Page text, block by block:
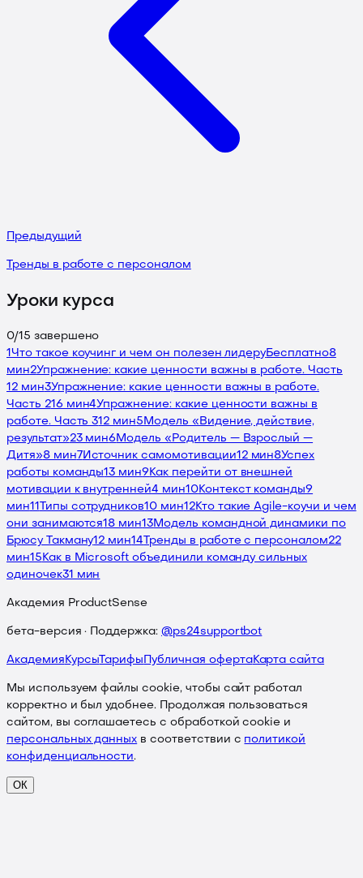
Предыдущий
Тренды в работе с персоналом
Уроки курса
0/15 завершено
1 Что такое коучинг и чем он полезен лидеруБесплатно8
мин2Упражнение: какие ценности важны в работе. Часть
1 2 мин3Упражнение: какие ценности важны в работе.
Часть 216 мин4Упражнение: какие ценности важны в
работе. Часть 312 мин5 Модель «Видение, действие,
результат»23 мин6 Модель «Родитель — Взрослый —
Дитя»8 мин 7Источник самомотивации12 мин8Успех
работы команды13 мин9 Как перейти от внешней
мотивации к внутренней4 мин10Контекст команды9
мин11 Типы сотрудников10 мин12Кто такие Agile-коучи и чем
они занимаются18 мин13 Модель командной динамики по
Брюсу Такману12 мин14 Тренды в работе с персоналом22
мин15 Как в Microsoft объединили команду сильных
одиночек31 мин
Академия ProductSense
бета-версия · Поддержка: @ps24supportbot
Академия Курсы Тарифы Публичная офертаКарта сайта
Мы используем файлы cookie, чтобы сайт работал
корректно и был удобнее. Продолжая пользоваться
сайтом, вы соглашаетесь с обработкой cookie и
персональных данных в соответствии с политикой
конфиденциальности.
ОК